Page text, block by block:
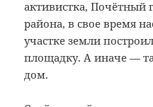
активистка, Почётный
района, в свое время
участке земли
площадку. А иначе —
дом.